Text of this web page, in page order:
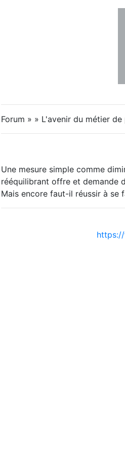
Forum » » L'avenir du métier
Une mesure simple comme
rééquilibrant offre et demande
Mais encore faut-il réussir à se